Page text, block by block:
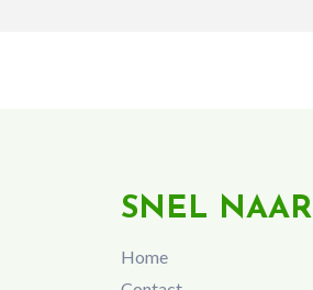
SNEL NAAR
Home